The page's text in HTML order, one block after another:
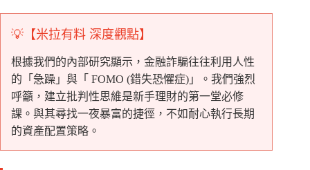
💡【米拉有料 深度觀點】
根據我們的內部研究顯示，金融詐騙往往利用人性
的「急躁」與「 FOMO (錯失恐懼症)」。我們強烈
呼籲，建立批判性思維是新手理財的第一堂必修
課。與其尋找一夜暴富的捷徑，不如耐心執行長期
的資產配置策略。